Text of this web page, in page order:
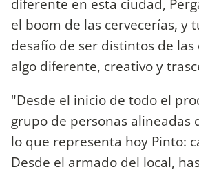
el boom de las cervecerías, y
desafío de ser distintos de
algo diferente, creativo y
"Desde el inicio de todo el
grupo de personas alineadas
lo que representa hoy Pinto:
Desde el armado del local,